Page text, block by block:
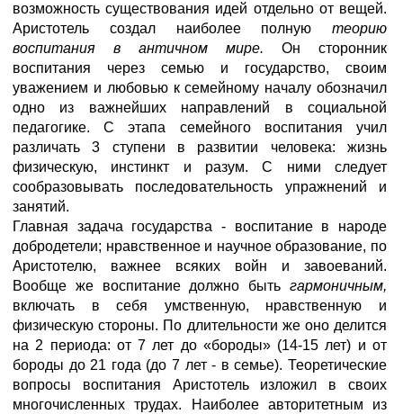
возможность существования идей отдельно от вещей.
Аристотель создал наиболее полную теорию
воспитания в античном мире. Он сторонник
воспитания через семью и государство, своим
уважением и любовью к семейному началу обозначил
одно из важнейших направлений в социальной
педагогике. С этапа семейного воспитания учил
различать 3 ступени в развитии человека: жизнь
физическую, инстинкт и разум. С ними следует
сообразовывать последовательность упражнений и
занятий.
Главная задача государства - воспитание в народе
добродетели; нравственное и научное образование, по
Аристотелю, важнее всяких войн и завоеваний.
Вообще же воспитание должно быть гармоничным,
включать в себя умственную, нравственную и
физическую стороны. По длительности же оно делится
на 2 периода: от 7 лет до «бороды» (14-15 лет) и от
бороды до 21 года (до 7 лет - в семье). Теоретические
вопросы воспитания Аристотель изложил в своих
многочисленных трудах. Наиболее авторитетным из